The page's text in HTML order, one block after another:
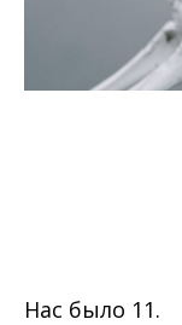
Нас было 11.